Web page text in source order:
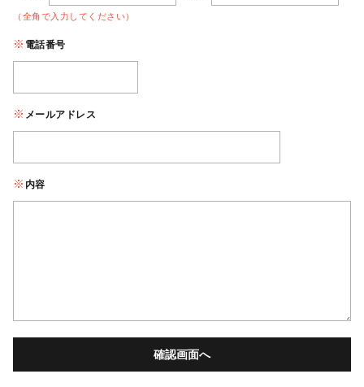
（全角で入力してください）
電話番号
メールアドレス
内容